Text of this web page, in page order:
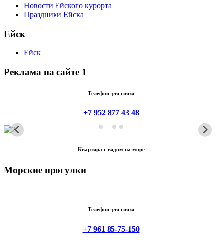
Новости Ейского курорта
Праздники Ейска
Ейск
Ейск
Реклама на сайте 1
Телефон для связи
+7 952 877 43 48
Квартира с видом на море
Морские прогулки
Телефон для связи
+7 961 85-75-150